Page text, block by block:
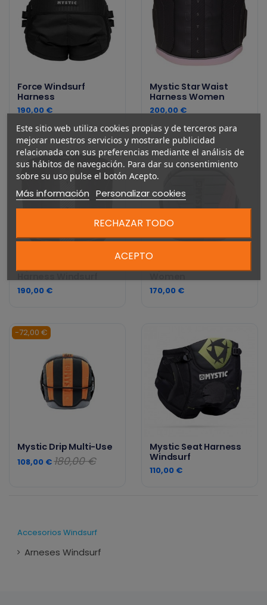
Force Windsurf
Harness
190,00 €
Mystic Star Waist
Harness Women
200,00 €
190,00 € 170,00 €
-72,00 €
Mystic Drip Multi-Use
108,00 €180,00 €
Mystic Seat Harness
Windsurf
110,00 €
Accesorios Windsurf
Arneses Windsurf
Este sitio web utiliza cookies propias y de terceros para
mejorar nuestros servicios y mostrarle publicidad
relacionada con sus preferencias mediante el análisis de
sus hábitos de navegación. Para dar su consentimiento
sobre su uso pulse el botón Acepto.
Más información Personalizar cookies
RECHAZAR TODO
ACEPTO